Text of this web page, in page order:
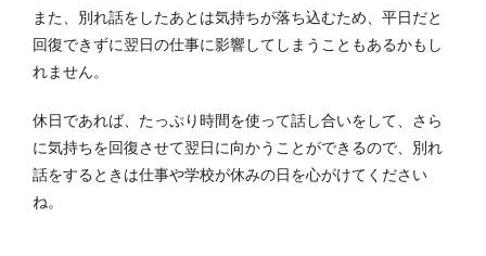
また、別れ話をしたあとは気持ちが落ち込むため、平日だと
回復できずに翌日の仕事に影響してしまうこともあるかもし
れません。
休日であれば、たっぷり時間を使って話し合いをして、さら
に気持ちを回復させて翌日に向かうことができるので、別れ
話をするときは仕事や学校が休みの日を心がけてください
ね。